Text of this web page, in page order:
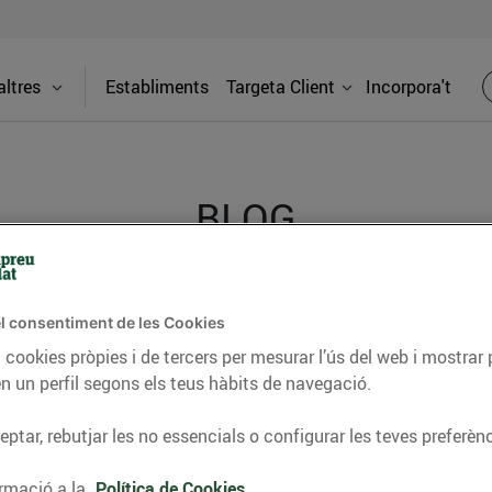
Establiments Targeta Client Incorpora't
BLOG
consells nutricionals, informació d’actualitat
del nostre territori i molts altres temes.
CONSELLS I HÀBITS SALUDABLES ENERGIA
consentiment de les Cookies
pròpies i de tercers per mesurar l’ús del web i
un perfil segons els teus hàbits de navegació.
rebutjar les no essencials o configurar les teves